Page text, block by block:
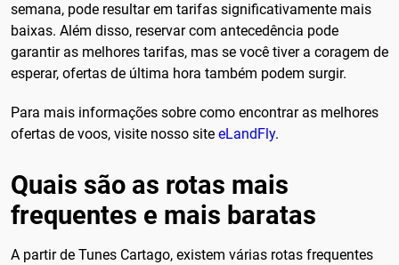
semana, pode resultar em tarifas significativamente mais
baixas. Além disso, reservar com antecedência pode
garantir as melhores tarifas, mas se você tiver a coragem de
esperar, ofertas de última hora também podem surgir.
Para mais informações sobre como encontrar as melhores
ofertas de voos, visite nosso site eLandFly.
Quais são as rotas mais
frequentes e mais baratas
A partir de Tunes Cartago, existem várias rotas frequentes